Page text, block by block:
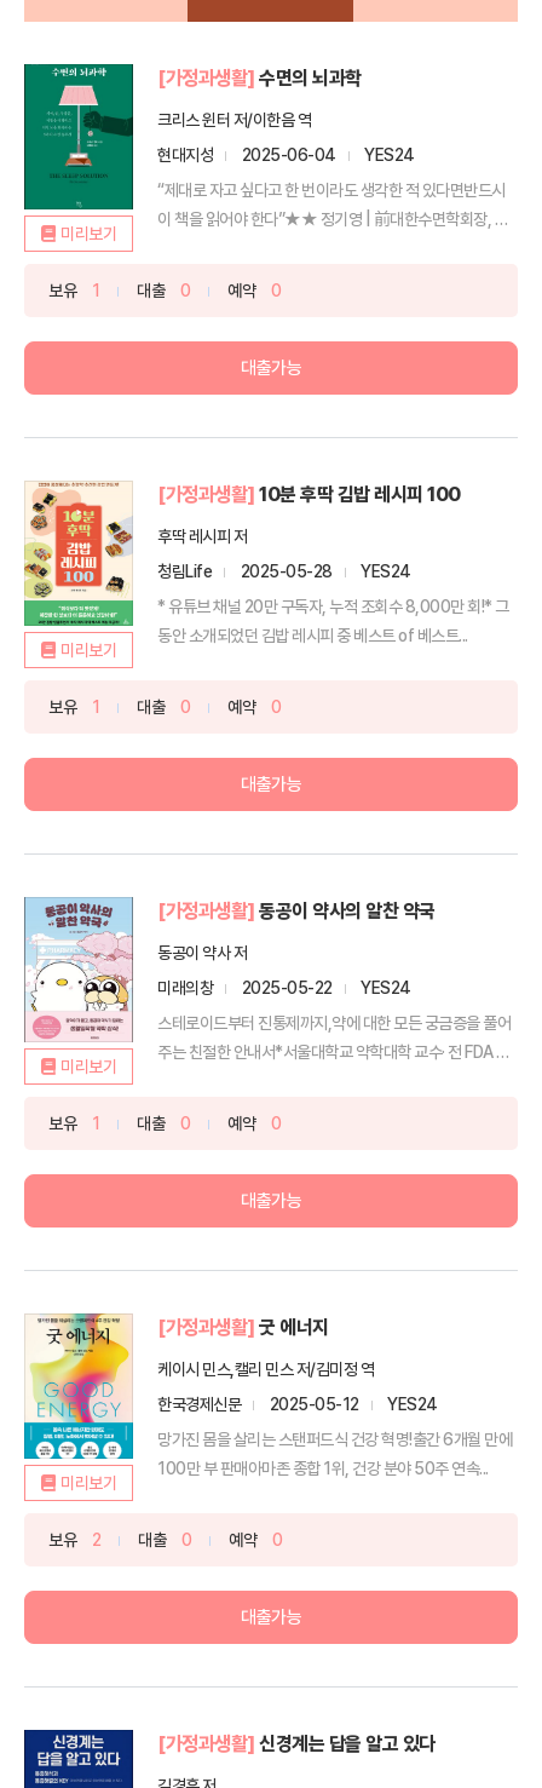
미리보기
[가정과생활] 수면의 뇌과학
크리스 윈터 저/이한음 역
현대지성
2025-06-04
YES24
“제대로 자고 싶다고 한 번이라도 생각한 적 있다면반드시
이 책을 읽어야 한다”★★ 정기영 | 前대한수면학회장, 서
보유 1 대출 0 예약 0
대출가능
미리보기
[가정과생활] 10분 후딱 김밥 레시피 100
후딱 레시피 저
청림Life
2025-05-28
YES24
* 유튜브 채널 20만 구독자, 누적 조회수 8,000만 회!* 그
동안 소개되었던 김밥 레시피 중 베스트 of 베스트...
보유 1 대출 0 예약 0
대출가능
미리보기
[가정과생활] 동공이 약사의 알찬 약국
동공이 약사 저
미래의창
2025-05-22
YES24
스테로이드부터 진통제까지,약에 대한 모든 궁금증을 풀어
주는 친절한 안내서*서울대학교 약학대학 교수· 전 FDA 임
보유 1 대출 0 예약 0
대출가능
미리보기
[가정과생활] 굿 에너지
케이시 민스,캘리 민스 저/김미정 역
한국경제신문
2025-05-12
YES24
망가진 몸을 살리는 스탠퍼드식 건강 혁명!출간 6개월 만에
100만 부 판매아마존 종합 1위, 건강 분야 50주 연속...
보유 2 대출 0 예약 0
대출가능
[가정과생활] 신경계는 답을 알고 있다